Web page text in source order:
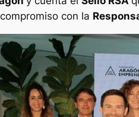
con la